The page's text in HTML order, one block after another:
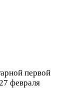
первой
февраля